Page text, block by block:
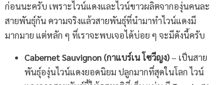
ก่อนนะครับ เพราะไวน์แดงและไวน์ขาวผลิตจากองุ่นคนละ
สายพันธุ์กัน ความจริงแล้วสายพันธุ์ที่นำมาทำไวน์แดงมี
มากมาย แต่หลัก ๆ ที่เราจะพบเจอได้บ่อย ๆ จะมีดังนี้ครับ
Cabernet Sauvignon (กาแบร์เน โซวีญง)– เป็นสาย
พันธุ์องุ่นไวน์แดงยอดนิยม ปลูกมากที่สุดในโลก ไวน์